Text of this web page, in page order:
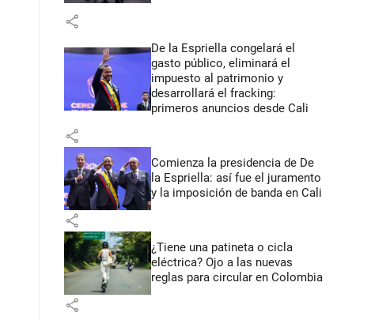
share
De la Espriella congelará el
gasto público, eliminará el
impuesto al patrimonio y
desarrollará el fracking:
primeros anuncios desde Cali
share
Comienza la presidencia de De
la Espriella: así fue el juramento
y la imposición de banda en Cali
share
¿Tiene una patineta o cicla
eléctrica? Ojo a las nuevas
reglas para circular en Colombia
share